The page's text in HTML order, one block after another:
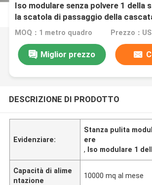
Iso modulare senza polvere 1 della
la scatola di passaggio della
MOQ：1 metro quadro
Miglior prezzo
DESCRIZIONE DI PRODOTTO
Evidenziare:
Stanza pulita
ere
, Iso modulare 1
Capacità di alime
ntazione
10000 mq al mese